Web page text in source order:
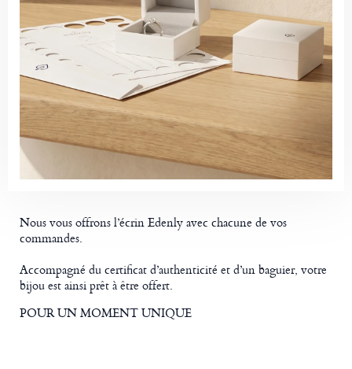
Nous vous offrons l’écrin Edenly avec chacune de vos
commandes.
Accompagné du certificat d’authenticité et d’un baguier, votre
bijou est ainsi prêt à être offert.
POUR UN MOMENT UNIQUE